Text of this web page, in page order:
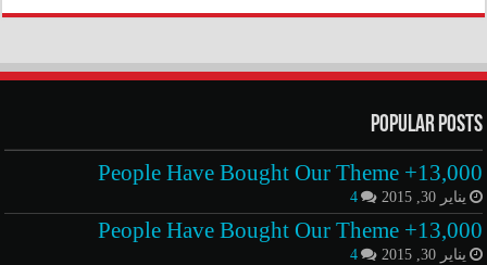
Popular Posts
13,000+ People Have Bought Our Theme
يناير 30, 2015 4
13,000+ People Have Bought Our Theme
يناير 30, 2015 4